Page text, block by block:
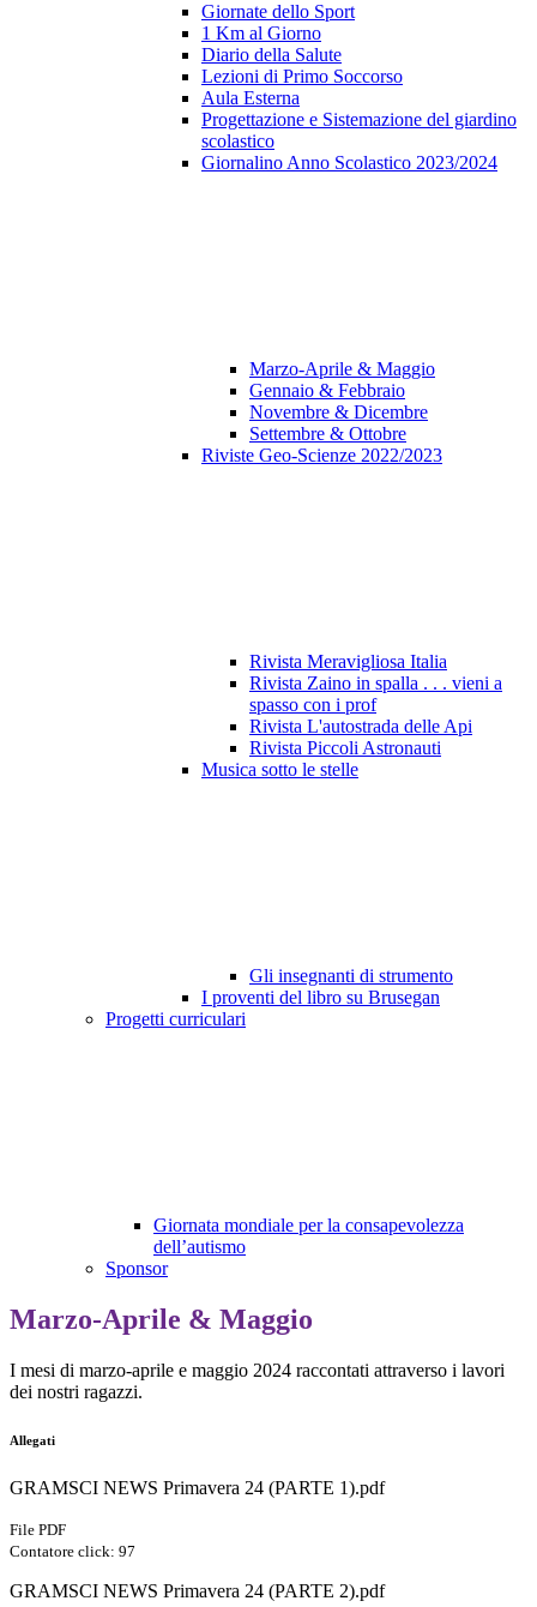
Giornate dello Sport
1 Km al Giorno
Diario della Salute
Lezioni di Primo Soccorso
Aula Esterna
Progettazione e Sistemazione del giardino
scolastico
Giornalino Anno Scolastico 2023/2024
Marzo-Aprile & Maggio
Gennaio & Febbraio
Novembre & Dicembre
Settembre & Ottobre
Riviste Geo-Scienze 2022/2023
Rivista Meravigliosa Italia
Rivista Zaino in spalla . . . vieni a
spasso con i prof
Rivista L'autostrada delle Api
Rivista Piccoli Astronauti
Musica sotto le stelle
Gli insegnanti di strumento
I proventi del libro su Brusegan
Progetti curriculari
Giornata mondiale per la consapevolezza
dell’autismo
Sponsor
Marzo-Aprile & Maggio
I mesi di marzo-aprile e maggio 2024 raccontati attraverso i lavori
dei nostri ragazzi.
Allegati
GRAMSCI NEWS Primavera 24 (PARTE 1).pdf
File PDF
Contatore click: 97
GRAMSCI NEWS Primavera 24 (PARTE 2).pdf